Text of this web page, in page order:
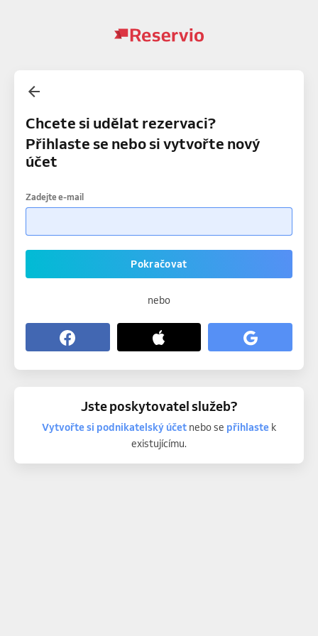
Chcete si udělat rezervaci?
Přihlaste se nebo si vytvořte nový
účet
Zadejte e-mail
Pokračovat
nebo
Jste poskytovatel služeb?
Vytvořte si podnikatelský účetnebo se přihlastek
existujícímu.